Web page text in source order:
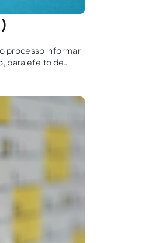
processo informar
para efeito de